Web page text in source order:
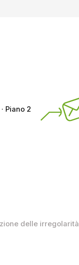
Piano 2
delle irregolarità